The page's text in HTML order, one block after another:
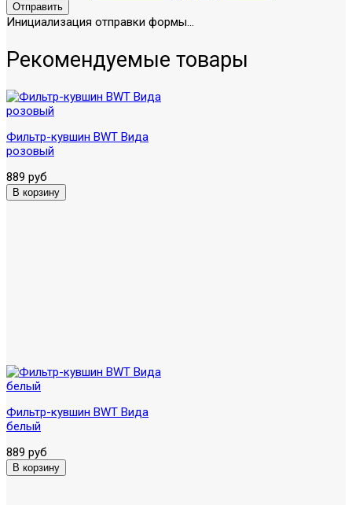
Отправить
Инициализация отправки формы...
Рекомендуемые товары
Фильтр-кувшин BWT Вида
розовый
889 руб
Фильтр-кувшин BWT Вида
белый
889 руб